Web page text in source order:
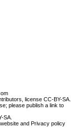
license CC-BY-SA.
please publish a link to
SA
and Privacy policy